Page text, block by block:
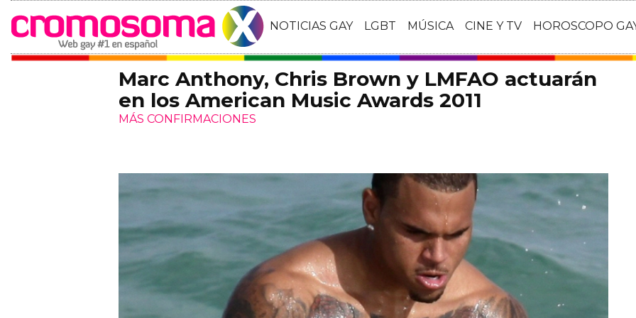
NOTICIAS GAY LGBT MÚSICA CINE Y TV HOROSCOPO
Marc Anthony, Chris Brown y LMFAO actuarán
en los American Music Awards 2011
MÁS CONFIRMACIONES